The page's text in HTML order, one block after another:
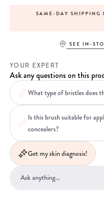
SAME-DAY SHIPPING
SEE IN-
YOUR EXPERT
Ask any questions on this
What type of bristles does
Is this brush suitable for
concealers?
Get my skin diagnosis!